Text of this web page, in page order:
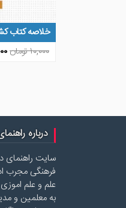
خلاصه کتاب
۱۰,۰۰۰تومان
درباره
سایت راهنمای
فرهنگی مجرب
علم و علم
به معلمین و